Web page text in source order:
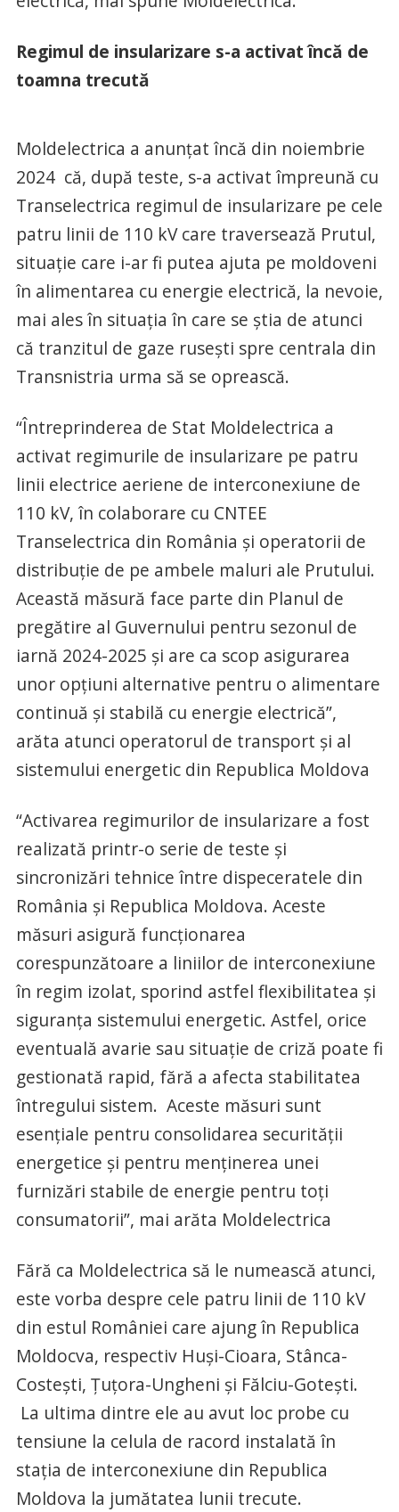
Regimul de insularizare s-a activat încă de
toamna trecută
Moldelectrica a anunțat încă din noiembrie
2024 că, după teste, s-a activat împreună cu
Transelectrica regimul de insularizare pe cele
patru linii de 110 kV care traversează Prutul,
situație care i-ar fi putea ajuta pe moldoveni
în alimentarea cu energie electrică, la nevoie,
mai ales în situația în care se știa de atunci
că tranzitul de gaze rusești spre centrala din
Transnistria urma să se oprească.
“Întreprinderea de Stat Moldelectrica a
activat regimurile de insularizare pe patru
linii electrice aeriene de interconexiune de
110 kV, în colaborare cu CNTEE
Transelectrica din România și operatorii de
distribuție de pe ambele maluri ale Prutului.
Această măsură face parte din Planul de
pregătire al Guvernului pentru sezonul de
iarnă 2024-2025 și are ca scop asigurarea
unor opțiuni alternative pentru o alimentare
continuă și stabilă cu energie electrică”,
arăta atunci operatorul de transport și al
sistemului energetic din Republica Moldova
“Activarea regimurilor de insularizare a fost
realizată printr-o serie de teste și
sincronizări tehnice între dispeceratele din
România și Republica Moldova. Aceste
măsuri asigură funcționarea
corespunzătoare a liniilor de interconexiune
în regim izolat, sporind astfel flexibilitatea și
siguranța sistemului energetic. Astfel, orice
eventuală avarie sau situație de criză poate fi
gestionată rapid, fără a afecta stabilitatea
întregului sistem. Aceste măsuri sunt
esențiale pentru consolidarea securității
energetice și pentru menținerea unei
furnizări stabile de energie pentru toți
consumatorii”, mai arăta Moldelectrica
Fără ca Moldelectrica să le numească atunci,
este vorba despre cele patru linii de 110 kV
din estul României care ajung în Republica
Moldocva, respectiv Huși-Cioara, Stânca-
Costești, Țuțora-Ungheni și Fălciu-Gotești.
La ultima dintre ele au avut loc probe cu
tensiune la celula de racord instalată în
stația de interconexiune din Republica
Moldova la jumătatea lunii trecute.